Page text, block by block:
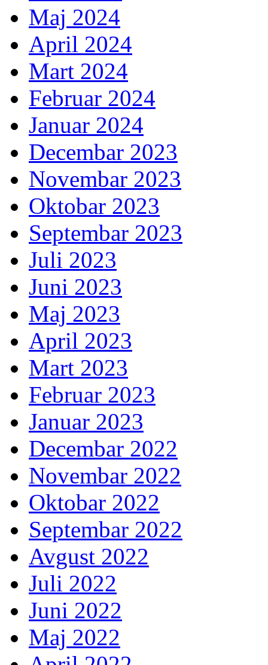
Maj 2024
April 2024
Mart 2024
Februar 2024
Januar 2024
Decembar 2023
Novembar 2023
Oktobar 2023
Septembar 2023
Juli 2023
Juni 2023
Maj 2023
April 2023
Mart 2023
Februar 2023
Januar 2023
Decembar 2022
Novembar 2022
Oktobar 2022
Septembar 2022
Avgust 2022
Juli 2022
Juni 2022
Maj 2022